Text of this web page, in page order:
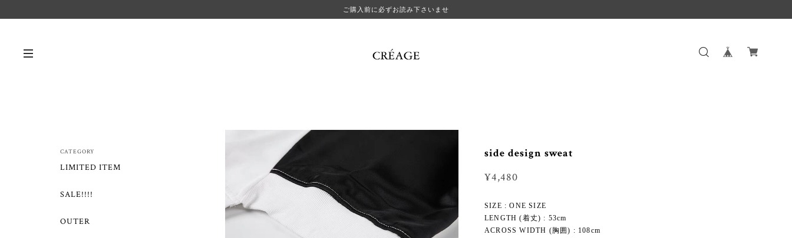
ご購入前に必ずお読み下さいませ
side design sweat
¥4,480
SIZE : ONE SIZE
LENGTH (着丈) : 53cm
ACROSS WIDTH (胸囲) : 108cm
CATEGORY
LIMITED ITEM
SALE!!!!
OUTER